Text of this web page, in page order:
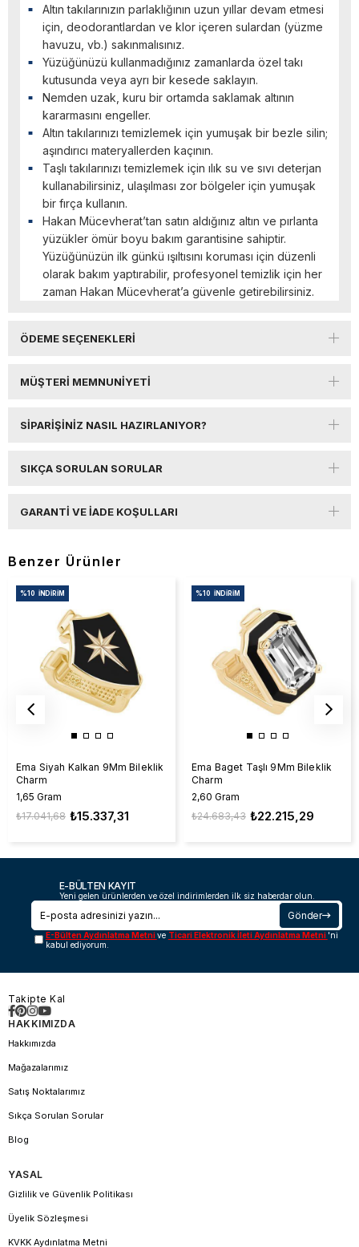
Altın takılarınızın parlaklığının uzun yıllar devam etmesi
için, deodorantlardan ve klor içeren sulardan (yüzme
havuzu, vb.) sakınmalısınız.
Yüzüğünüzü kullanmadığınız zamanlarda özel takı
kutusunda veya ayrı bir kesede saklayın.
Nemden uzak, kuru bir ortamda saklamak altının
kararmasını engeller.
Altın takılarınızı temizlemek için yumuşak bir bezle silin;
aşındırıcı materyallerden kaçının.
Taşlı takılarınızı temizlemek için ılık su ve sıvı deterjan
kullanabilirsiniz, ulaşılması zor bölgeler için yumuşak
bir fırça kullanın.
Hakan Mücevherat’tan satın aldığınız altın ve pırlanta
yüzükler ömür boyu bakım garantisine sahiptir.
Yüzüğünüzün ilk günkü ışıltısını koruması için düzenli
olarak bakım yaptırabilir, profesyonel temizlik için her
zaman Hakan Mücevherat’a güvenle getirebilirsiniz.
ÖDEME SEÇENEKLERI
MÜŞTERI MEMNUNIYETI
SIPARIŞINIZ NASIL HAZIRLANIYOR?
SIKÇA SORULAN SORULAR
GARANTI VE İADE KOŞULLARI
Benzer Ürünler
Ema Siyah Kalkan 9Mm Bileklik
Charm
1,65 Gram
₺15.337,31
₺17.041,68
%10 İNDIRIM
Ema Baget Taşlı 9Mm Bileklik
Charm
2,60 Gram
₺22.215,29
₺24.683,43
%10 İNDIRIM
E-BÜLTEN KAYIT
Yeni gelen ürünlerden ve özel indirimlerden ilk siz haberdar olun.
Gönder
E-Bülten Aydınlatma Metnive Ticari Elektronik İleti Aydınlatma Metni 'ni
kabul ediyorum.
Takipte Kal
HAKKIMIZDA
Hakkımızda
Mağazalarımız
Satış Noktalarımız
Sıkça Sorulan Sorular
Blog
YASAL
Gizlilik ve Güvenlik Politikası
Üyelik Sözleşmesi
KVKK Aydınlatma Metni